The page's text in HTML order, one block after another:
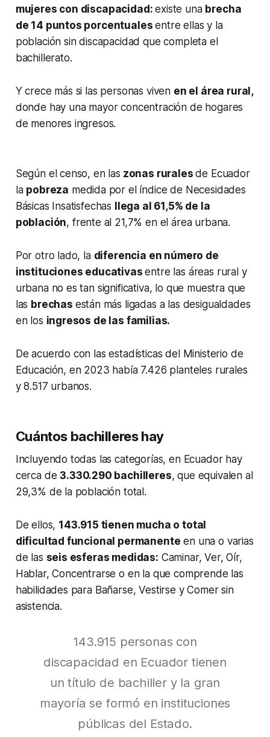
mujeres con discapacidad:existe una brecha
de 14 puntos porcentualesentre ellas y la
población sin discapacidad que completa el
bachillerato.
Y crece más si las personas viven en el área rural,
donde hay una mayor concentración de hogares
de menores ingresos.
Según el censo, en las zonas ruralesde Ecuador
la pobreza medida por el índice de Necesidades
Básicas Insatisfechas
llega al 61,5% de la
población, frente al 21,7% en el área urbana.
Por otro lado, la diferencia en número de
instituciones educativasentre las áreas rural y
urbana no es tan significativa, lo que muestra que
las brechas están más ligadas a las desigualdades
en los ingresos de las familias.
De acuerdo con las estadísticas del Ministerio de
Educación, en 2023 había 7.426 planteles rurales
y 8.517 urbanos.
Cuántos bachilleres hay
Incluyendo todas las categorías, en Ecuador hay
cerca de3.330.290 bachilleres, que equivalen al
29,3% de la población total.
De ellos, 143.915 tienen mucha o total
dificultad funcional permanente en una o varias
de las seis esferas medidas: Caminar, Ver, Oír,
Hablar, Concentrarse o en la que comprende las
habilidades para Bañarse, Vestirse y Comer sin
asistencia.
143.915 personas con
discapacidad en Ecuador tienen
un título de bachiller y la gran
mayoría se formó en instituciones
públicas del Estado.